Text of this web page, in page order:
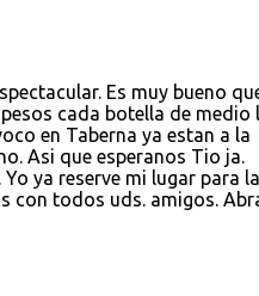
Es muy bueno
cada botella de medio
en Taberna ya estan a la
Asi que esperanos Tio ja.
ya reserve mi lugar para la
con todos uds. amigos.